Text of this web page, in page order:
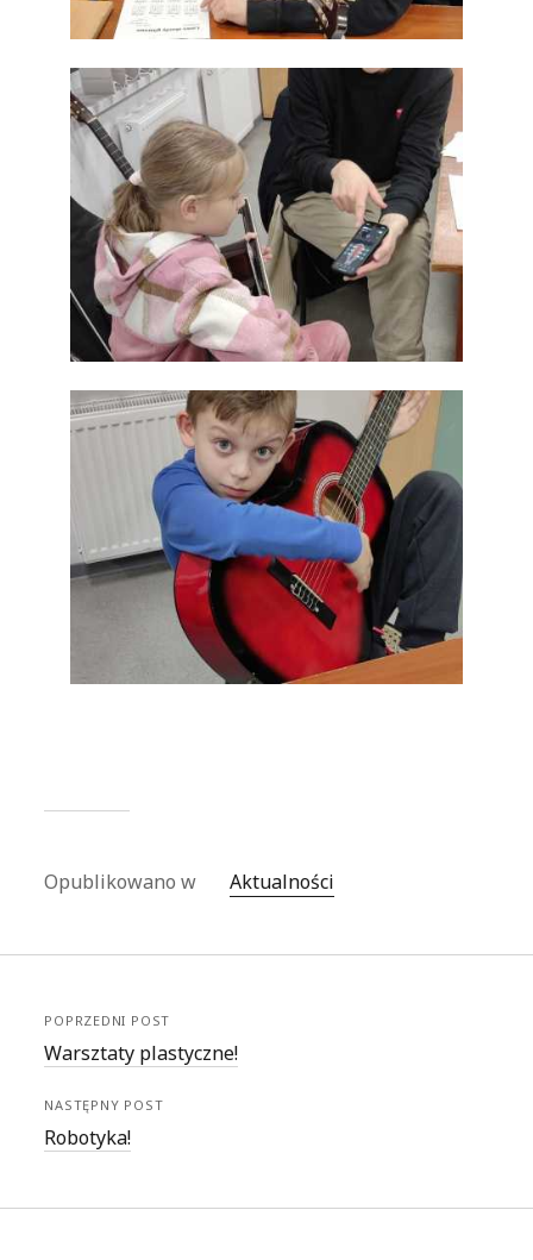
Opublikowano w Aktualności
POPRZEDNI POST
Warsztaty plastyczne!
NASTĘPNY POST
Robotyka!